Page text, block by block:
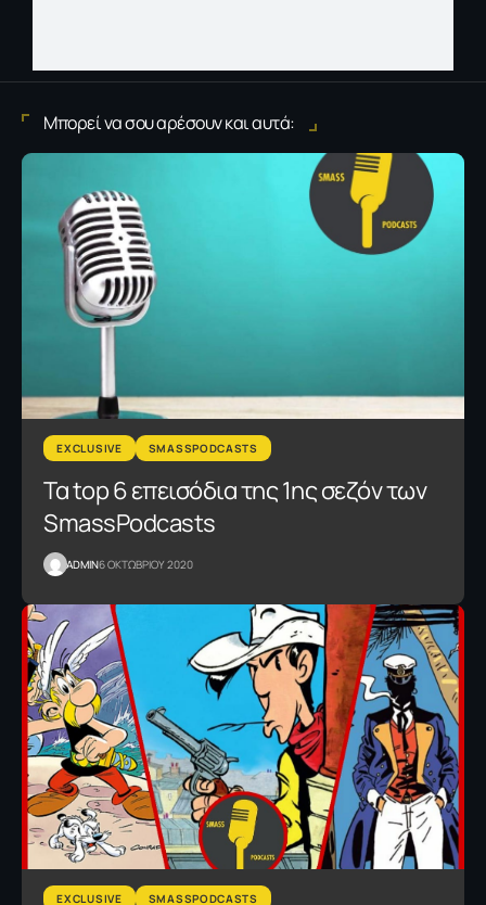
Μπορεί να σου αρέσουν και αυτά:
EXCLUSIVE SMASSPODCASTS
Τα top 6 επεισόδια της 1ης σεζόν των
SmassPodcasts
ADMIN6 ΟΚΤΩΒΡΙΟΥ 2020
EXCLUSIVE SMASSPODCASTS